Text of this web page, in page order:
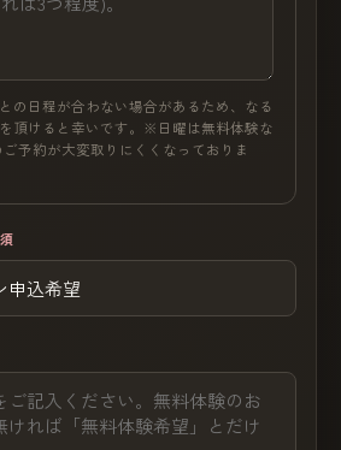
の日程が合わない場合があるため、なる
頂けると幸いです。※日曜は無料体験な
ご予約が大変取りにくくなっておりま